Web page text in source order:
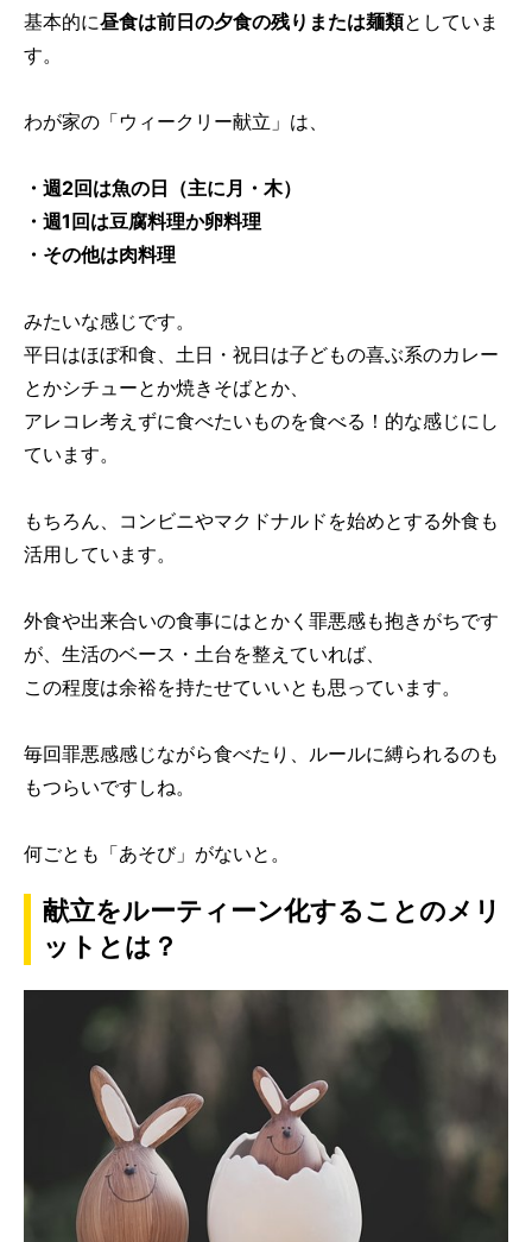
基本的に昼食は前日の夕食の残りまたは麺類としていま
す。
わが家の「ウィークリー献立」は、
・週2回は魚の日（主に月・木）
・週1回は豆腐料理か卵料理
・その他は肉料理
みたいな感じです。
平日はほぼ和食、土日・祝日は子どもの喜ぶ系のカレー
とかシチューとか焼きそばとか、
アレコレ考えずに食べたいものを食べる！的な感じにし
ています。
もちろん、コンビニやマクドナルドを始めとする外食も
活用しています。
外食や出来合いの食事にはとかく罪悪感も抱きがちです
が、生活のベース・土台を整えていれば、
この程度は余裕を持たせていいとも思っています。
毎回罪悪感感じながら食べたり、ルールに縛られるのも
もつらいですしね。
何ごとも「あそび」がないと。
献立をルーティーン化することのメリ
ットとは？